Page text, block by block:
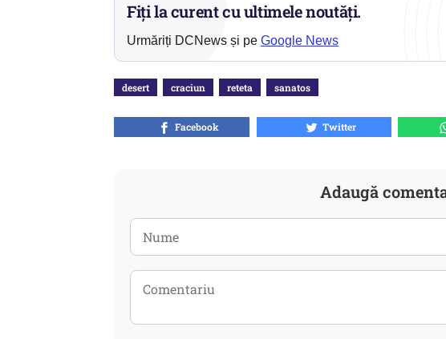
Fiți la curent cu ultimele noutăți.
Urmăriți DCNews și pe Google News
desert craciun reteta sanatos
Facebook Twitter
Adaugă